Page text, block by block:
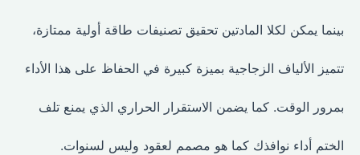
بينما يمكن لكلا المادتين تحقيق تصنيفات طاقة أولية ممتازة،
تتميز الألياف الزجاجية بميزة كبيرة في الحفاظ على هذا الأداء
بمرور الوقت. كما يضمن الاستقرار الحراري الذي يمنع تلف
الختم أداء نوافذك كما هو مصمم لعقود وليس لسنوات.